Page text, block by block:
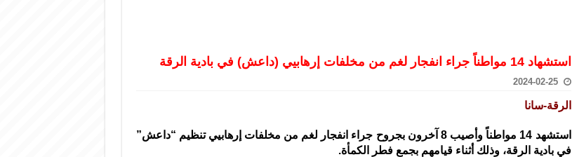
استشهاد 14 مواطناً جراء انفجار لغم من مخلفات إرهابيي (داعش) في بادية الرقة
2024-02-25
الرقة-سانا
استشهد 14 مواطناً وأصيب 8 آخرون بجروح جراء انفجار لغم من مخلفات إرهابيي تنظيم “داعش”
في بادية الرقة، وذلك أثناء قيامهم بجمع فطر الكمأة.